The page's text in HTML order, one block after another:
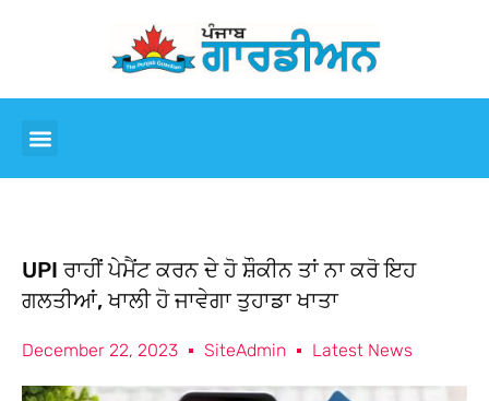
UPI ਰਾਹੀਂ ਪੇਮੈਂਟ ਕਰਨ ਦੇ ਹੋ ਸ਼ੌਕੀਨ ਤਾਂ ਨਾ ਕਰੋ ਇਹ
ਗਲਤੀਆਂ, ਖਾਲੀ ਹੋ ਜਾਵੇਗਾ ਤੁਹਾਡਾ ਖਾਤਾ
December 22, 2023 SiteAdmin Latest News